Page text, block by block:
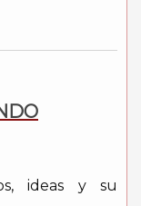
ideas y su